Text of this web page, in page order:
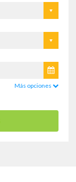
Más opciones